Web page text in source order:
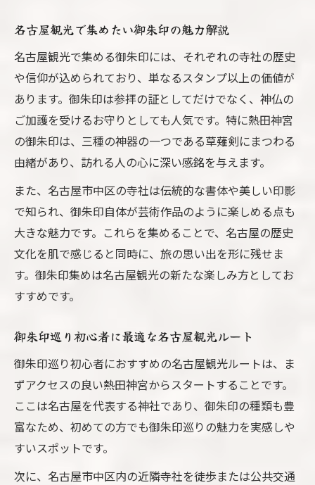
名古屋観光で集めたい御朱印の魅力解説
名古屋観光で集める御朱印には、それぞれの寺社の歴史
や信仰が込められており、単なるスタンプ以上の価値が
あります。御朱印は参拝の証としてだけでなく、神仏の
ご加護を受けるお守りとしても人気です。特に熱田神宮
の御朱印は、三種の神器の一つである草薙剣にまつわる
由緒があり、訪れる人の心に深い感銘を与えます。
また、名古屋市中区の寺社は伝統的な書体や美しい印影
で知られ、御朱印自体が芸術作品のように楽しめる点も
大きな魅力です。これらを集めることで、名古屋の歴史
文化を肌で感じると同時に、旅の思い出を形に残せま
す。御朱印集めは名古屋観光の新たな楽しみ方としてお
すすめです。
御朱印巡り初心者に最適な名古屋観光ルート
御朱印巡り初心者におすすめの名古屋観光ルートは、ま
ずアクセスの良い熱田神宮からスタートすることです。
ここは名古屋を代表する神社であり、御朱印の種類も豊
富なため、初めての方でも御朱印巡りの魅力を実感しや
すいスポットです。
次に、名古屋市中区内の近隣寺社を徒歩または公共交通